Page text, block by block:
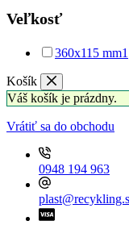
Veľkosť
360x115 mm1
Košík
Váš košík je prázdny.
Vrátiť sa do obchodu
0948 194 963